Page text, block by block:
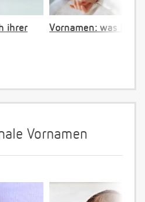
ihrer
Vornamen: was ist
Vornamen